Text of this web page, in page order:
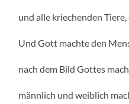
und alle kriechenden Tiere,
Und Gott machte den
nach dem Bild Gottes
männlich und weiblich